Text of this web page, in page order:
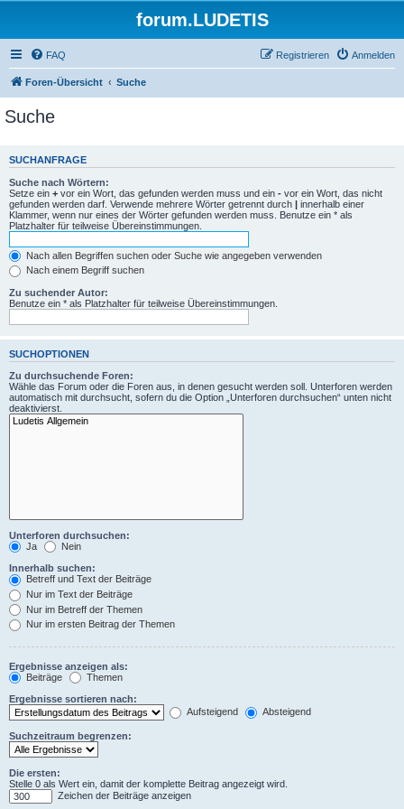
forum.LUDETIS
FAQ Anmelden
Registrieren
Foren-Übersicht Suche
Suche
SUCHANFRAGE
Suche nach Wörtern:
Setze ein + vor ein Wort, das gefunden werden muss und ein - vor ein Wort, das nicht
gefunden werden darf. Verwende mehrere Wörter getrennt durch | innerhalb einer
Klammer, wenn nur eines der Wörter gefunden werden muss. Benutze ein * als
Platzhalter für teilweise Übereinstimmungen.
Nach allen Begriffen suchen oder Suche wie angegeben verwenden
Nach einem Begriff suchen
Zu suchender Autor:
Benutze ein * als Platzhalter für teilweise Übereinstimmungen.
SUCHOPTIONEN
Zu durchsuchende Foren:
Wähle das Forum oder die Foren aus, in denen gesucht werden soll. Unterforen werden
automatisch mit durchsucht, sofern du die Option „Unterforen durchsuchen“ unten nicht
deaktivierst.
Unterforen durchsuchen:
Ja
Nein
Innerhalb suchen:
Betreff und Text der Beiträge
Nur im Text der Beiträge
Nur im Betreff der Themen
Nur im ersten Beitrag der Themen
Ergebnisse anzeigen als:
Beiträge
Themen
Ergebnisse sortieren nach:
Aufsteigend
Absteigend
Suchzeitraum begrenzen:
Die ersten:
Stelle 0 als Wert ein, damit der komplette Beitrag angezeigt wird.
Zeichen der Beiträge anzeigen